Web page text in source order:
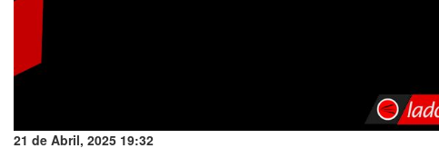
21 de Abril, 2025 19:32